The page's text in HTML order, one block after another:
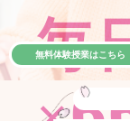
毎
無料体験授業はこちら